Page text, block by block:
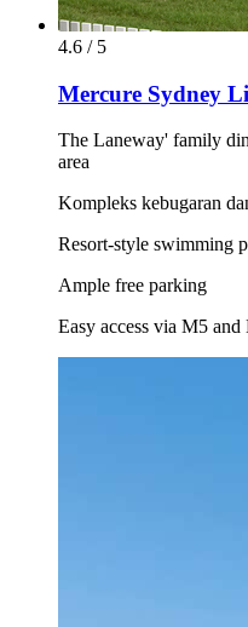
4.6 / 5
Mercure Sydney
The Laneway' family
area
Kompleks kebugaran
Resort-style swimming
Ample free parking
Easy access via M5